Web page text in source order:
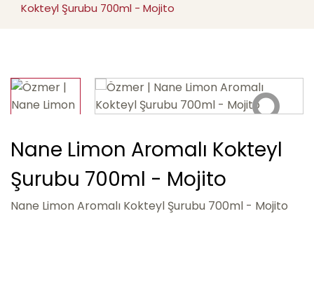
Kokteyl Şurubu 700ml - Mojito
Nane Limon Aromalı Kokteyl
Şurubu 700ml - Mojito
Nane Limon Aromalı Kokteyl Şurubu 700ml - Mojito